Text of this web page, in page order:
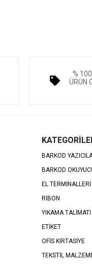
% 100
ÜRÜN
BARKOD
BARKOD
EL TERMİNALLERİ
RİBON
YIKAMA TALİMATI
ETİKET
OFİS KIRTASİYE
TEKSTİL